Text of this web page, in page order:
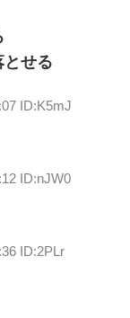
とせる
ID:K5mJ
ID:nJW0
ID:2PLr